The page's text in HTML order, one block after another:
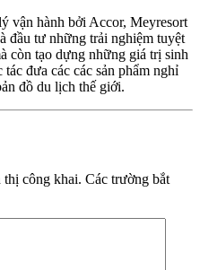
vận hành bởi Accor, Meyresort
đầu tư những trải nghiệm tuyệt
còn tạo dựng những giá trị sinh
đưa các các sản phẩm nghỉ
đồ du lịch thế giới.
thị công khai. Các trường bắt